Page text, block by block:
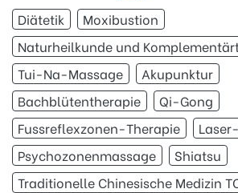
Diätetik
Moxibustion
Naturheilkunde und
Tui-Na-Massage
Akupunktur
Bachblütentherapie
Qi-Gong
Fussreflexzonen-Therapie
Psychozonenmassage
Shiatsu
Traditionelle Chinesische Medizin